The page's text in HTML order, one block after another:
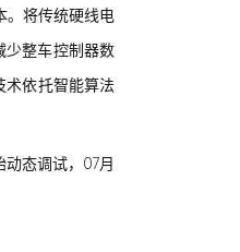
。将传统硬线电
少整车控制器数
术依托智能算法
态调试，07月